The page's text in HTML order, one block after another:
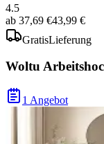
4.5
ab 37,69 €43,99 €
GratisLieferung
Woltu
1 Angebot